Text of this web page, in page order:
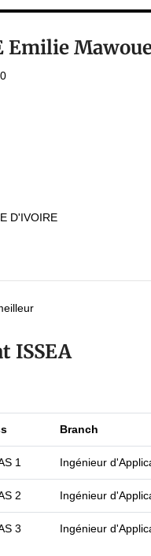
Emilie
D'IVOIRE
ISSEA
Branch
1 Ingénieur
2 Ingénieur
3 Ingénieur